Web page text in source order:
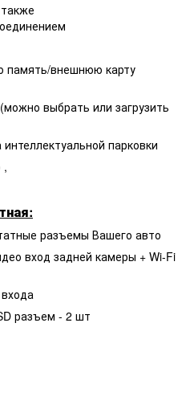
память/внешнюю карту
выбрать или загрузить
парковки
,
разъемы Вашего авто
вход задней камеры + Wi-Fi
разъем - 2 шт